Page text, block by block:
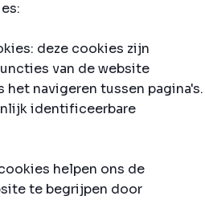
deze cookies zijn
van de website
het navigeren tussen pagina's.
identificeerbare
helpen ons de
te begrijpen door